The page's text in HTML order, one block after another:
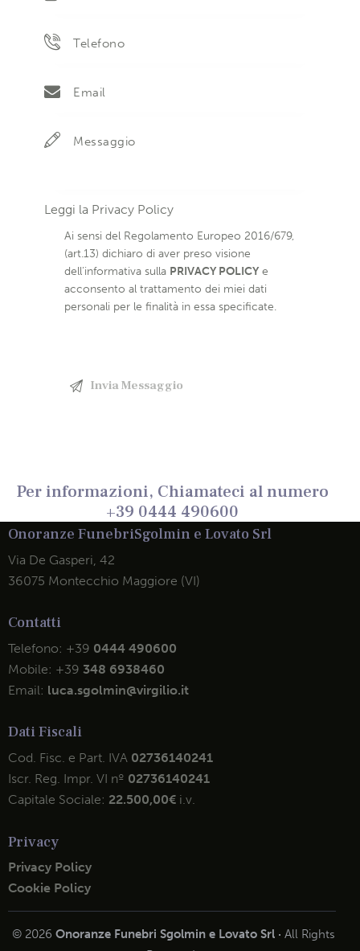
Leggi la Privacy Policy
Ai sensi del Regolamento Europeo 2016/679,
(art.13) dichiaro di aver preso visione
dell’informativa sulla PRIVACY POLICYe
acconsento al trattamento dei miei dati
personali per le finalità in essa specificate.
Per informazioni, Chiamateci al numero
+39 0444 490600
Onoranze FunebriSgolmin e Lovato Srl
Via De Gasperi, 42
36075 Montecchio Maggiore (VI)
Contatti
Telefono: +39 0444 490600
Mobile: +39 348 6938460
Email: luca.sgolmin@virgilio.it
Dati Fiscali
Cod. Fisc. e Part. IVA 02736140241
Iscr. Reg. Impr. VI nº 02736140241
Capitale Sociale: 22.500,00€ i.v.
Privacy
Privacy Policy
Cookie Policy
© 2026 Onoranze Funebri Sgolmin e Lovato Srl · All Rights